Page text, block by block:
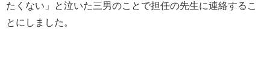
たくない」と泣いた三男のことで担任の先生に連絡するこ
とにしました。